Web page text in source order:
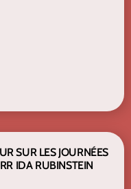
SUR LES JOURNÉES
IDA RUBINSTEIN